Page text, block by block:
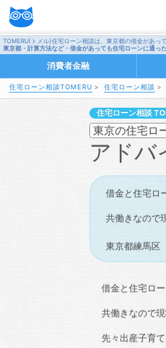
TOMERU(トメル)住宅ローン相談は、東京都の借金があっ
東京都・計算方法など・借金があっても住宅ローンに通っ
消費者金融
住宅ローン相談TOMERU 住宅ローン相談
住宅ローン相談
東京の住宅ロ
アドバ
借金と住宅ロ
共働きなので
東京都練馬
借金と住宅ロ
共働きなので
先々出産子育